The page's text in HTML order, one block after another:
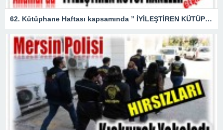
62. Kütüphane Haftası kapsamında ” İYİLEŞTİREN KÜTÜPHANELER ” etkinliği düzenlendi.